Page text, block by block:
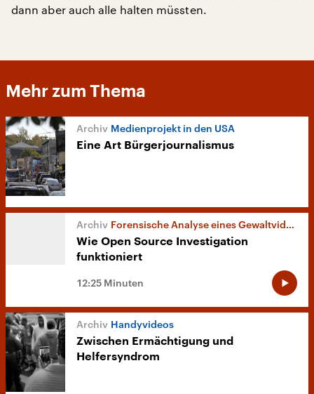
dann aber auch alle halten müssten.
Mehr zum Thema
Medienprojekt in den USA
Eine Art Bürgerjournalismus
Forensische Analyse eines Gewaltvideos aus Afrika
Wie Open Source Investigation
funktioniert
12:25 Minuten
Handyvideos
Zwischen Ermächtigung und
Helfersyndrom